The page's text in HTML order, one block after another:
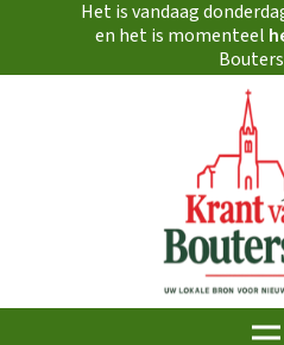
Het is vandaag
en het is momenteel